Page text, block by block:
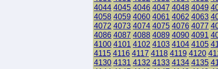
4044 4045 4046 4047 4048 4049
4058 4059 4060 4061 4062 4063
4072 4073 4074 4075 4076 4077
4086 4087 4088 4089 4090 4091
4100 4101 4102 4103 4104 4105
4115 4116 4117 4118 4119 4120
4130 4131 4132 4133 4134 4135